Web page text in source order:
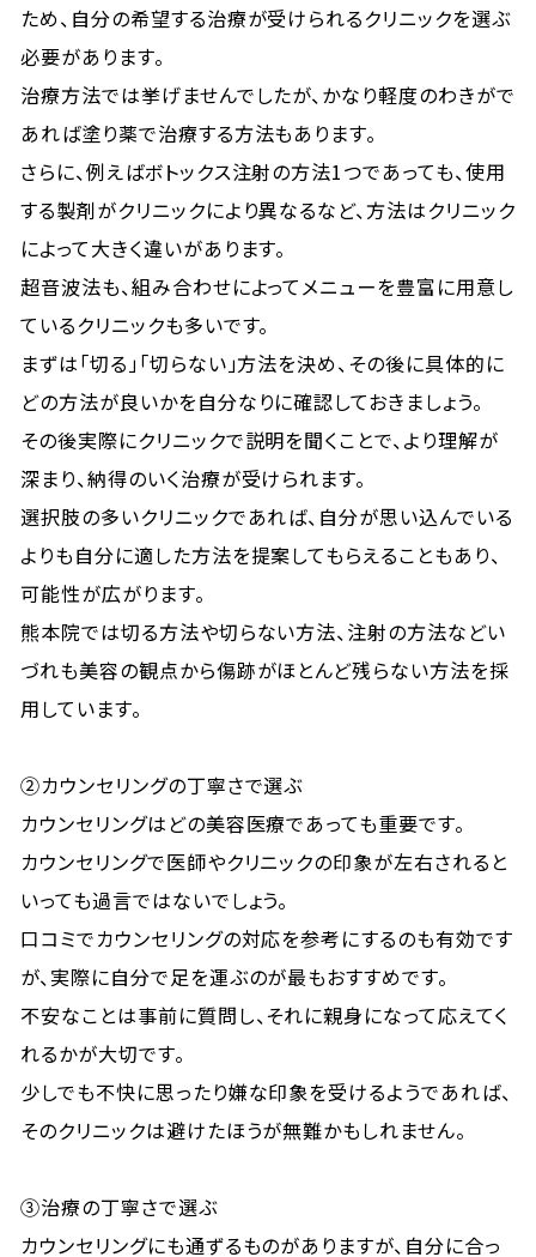
ため、自分の希望する治療が受けられるクリニックを選ぶ
必要があります。
治療方法では挙げませんでしたが、かなり軽度のわきがで
あれば塗り薬で治療する方法もあります。
さらに、例えばボトックス注射の方法1つであっても、使用
する製剤がクリニックにより異なるなど、方法はクリニック
によって大きく違いがあります。
超音波法も、組み合わせによってメニューを豊富に用意し
ているクリニックも多いです。
まずは「切る」「切らない」方法を決め、その後に具体的に
どの方法が良いかを自分なりに確認しておきましょう。
その後実際にクリニックで説明を聞くことで、より理解が
深まり、納得のいく治療が受けられます。
選択肢の多いクリニックであれば、自分が思い込んでいる
よりも自分に適した方法を提案してもらえることもあり、
可能性が広がります。
熊本院では切る方法や切らない方法、注射の方法などい
づれも美容の観点から傷跡がほとんど残らない方法を採
用しています。
②カウンセリングの丁寧さで選ぶ
カウンセリングはどの美容医療であっても重要です。
カウンセリングで医師やクリニックの印象が左右されると
いっても過言ではないでしょう。
口コミでカウンセリングの対応を参考にするのも有効です
が、実際に自分で足を運ぶのが最もおすすめです。
不安なことは事前に質問し、それに親身になって応えてく
れるかが大切です。
少しでも不快に思ったり嫌な印象を受けるようであれば、
そのクリニックは避けたほうが無難かもしれません。
③治療の丁寧さで選ぶ
カウンセリングにも通ずるものがありますが、自分に合っ